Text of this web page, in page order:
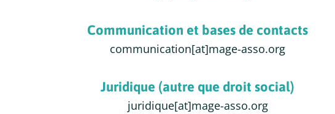
Communication et bases de contacts
communication[at]mage-asso.org
Juridique (autre que droit social)
juridique[at]mage-asso.org